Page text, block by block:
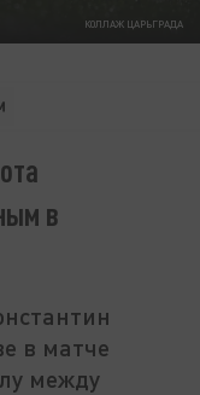
КОЛЛАЖ ЦАРЬГРАДА
в
в матче
между